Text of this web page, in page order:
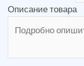
Описание товара